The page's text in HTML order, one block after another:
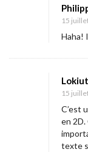
u
p
e
t
i
t
s
15
Haha!
15
C’est
en
texte